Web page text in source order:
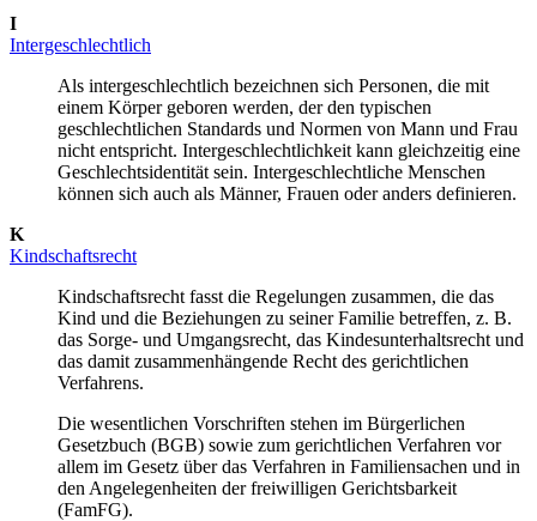
I
Intergeschlechtlich
Als intergeschlechtlich bezeichnen sich Personen, die mit
einem Körper geboren werden, der den typischen
geschlechtlichen Standards und Normen von Mann und Frau
nicht entspricht. Intergeschlechtlichkeit kann gleichzeitig eine
Geschlechtsidentität sein. Intergeschlechtliche Menschen
können sich auch als Männer, Frauen oder anders definieren.
K
Kindschaftsrecht
Kindschaftsrecht fasst die Regelungen zusammen, die das
Kind und die Beziehungen zu seiner Familie betreffen, z. B.
das Sorge- und Umgangsrecht, das Kindesunterhaltsrecht und
das damit zusammenhängende Recht des gerichtlichen
Verfahrens.
Die wesentlichen Vorschriften stehen im Bürgerlichen
Gesetzbuch (BGB) sowie zum gerichtlichen Verfahren vor
allem im Gesetz über das Verfahren in Familiensachen und in
den Angelegenheiten der freiwilligen Gerichtsbarkeit
(FamFG).